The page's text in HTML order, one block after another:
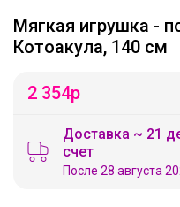
Мягкая игрушка -
Котоакула, 140 см
2 354р
Доставка ~ 21
счет
После 28 августа